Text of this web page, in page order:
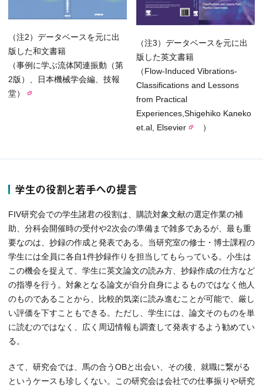
（注2）データベースを元に出
版した和文書籍
（事例に学ぶ流体関連振動（第
2版）、日本機械学会編、技報
堂）
（注3）データベースを元に出
版した英文書籍
（Flow-Induced Vibrations-
Classifications and Lessons
from Practical
Experiences,Shigehiko Kaneko
et.al, Elsevier
）
学生の役割と若手への提言
FIV研究会での学生諸君の役割は、購読対象文献の選定作業の補
助、分科会開催時の受付や2次会の準備まで雑多であるが、最も重
要なのは、抄録の作成と発表である。当研究室の修士・博士課程の
学生には全員に各自1件抄録作りを担当してもらっている。小生は
この機会を捉えて、学生に英文論文の読み方、抄録作成の仕方など
の指導を行う。対象となる論文が自分自身によるものではなく他人
のものであることから、比較的気楽に読み進むことが可能で、厳し
い評価を下すこともできる。ただし、学生には、論文そのものを単
に読むのではなく、広く周辺情報も調査して発表するよう勧めてい
る。
さて、研究会では、馬の合うOBと出会い、その後、就職に繋がる
というケースも珍しくない。この研究会は会社での仕事振りや研究